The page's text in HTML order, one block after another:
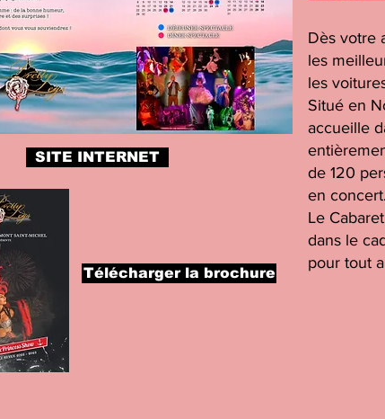
SITE INTERNET
Dès votre
les
les
Situé en
accueille
de 120
en concert.
Le
dans le
pour tout
Télécharger la brochure